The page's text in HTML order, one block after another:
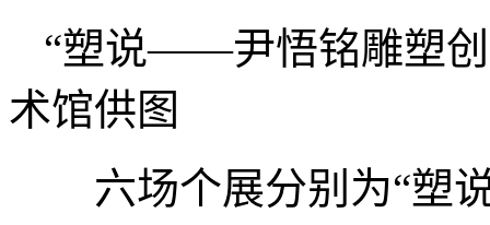
“塑说——尹悟铭雕塑
术馆供图
六场个展分别为“塑